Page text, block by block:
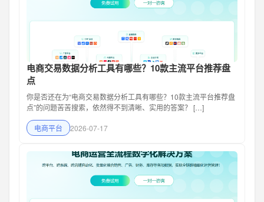
电商交易数据分析工具有哪些？10款主流平台推荐盘
点
你是否还在为“电商交易数据分析工具有哪些？10款主流平台推荐盘
点”的问题苦苦搜索，依然得不到清晰、实用的答案？ […]
电商平台 2026-07-17